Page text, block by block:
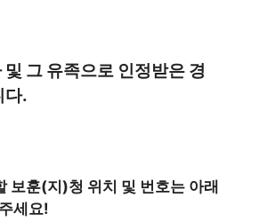
그 유족으로 인정받은 경
다.
보훈(지)청 위치 및 번호는 아래
세요!